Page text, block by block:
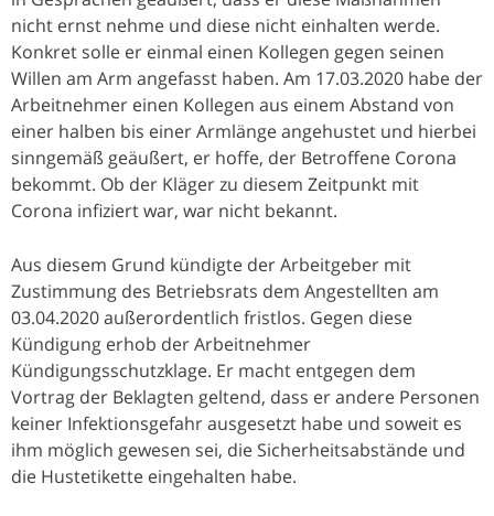
nicht ernst nehme und diese nicht einhalten werde.
Konkret solle er einmal einen Kollegen gegen seinen
Willen am Arm angefasst haben. Am 17.03.2020 habe der
Arbeitnehmer einen Kollegen aus einem Abstand von
einer halben bis einer Armlänge angehustet und hierbei
sinngemäß geäußert, er hoffe, der Betroffene Corona
bekommt. Ob der Kläger zu diesem Zeitpunkt mit
Corona infiziert war, war nicht bekannt.
Aus diesem Grund kündigte der Arbeitgeber mit
Zustimmung des Betriebsrats dem Angestellten am
03.04.2020 außerordentlich fristlos. Gegen diese
Kündigung erhob der Arbeitnehmer
Kündigungsschutzklage. Er macht entgegen dem
Vortrag der Beklagten geltend, dass er andere Personen
keiner Infektionsgefahr ausgesetzt habe und soweit es
ihm möglich gewesen sei, die Sicherheitsabstände und
die Hustetikette eingehalten habe.